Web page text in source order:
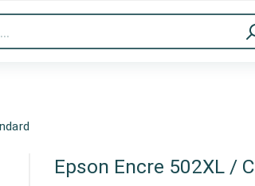
Appareils
Epson Encre 502XL /